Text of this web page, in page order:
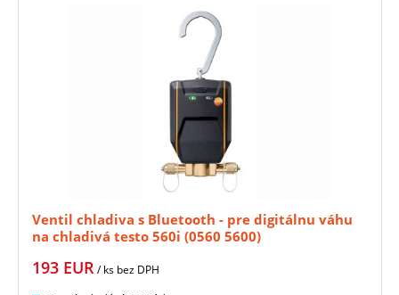
Ventil chladiva s Bluetooth - pre digitálnu váhu
na chladivá testo 560i (0560 5600)
193 EUR/ ks bez DPH